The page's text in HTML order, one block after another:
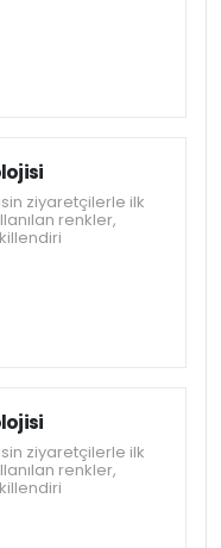
ziyaretçilerle ilk
renkler,
ziyaretçilerle ilk
renkler,